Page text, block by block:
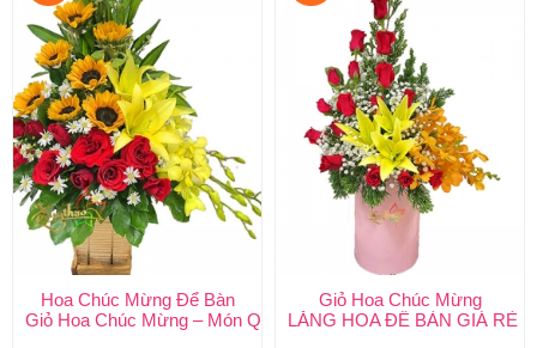
Hoa Chúc Mừng Để Bàn
Giỏ Hoa Chúc Mừng – Món Quà Ý Nghĩa Cho Mọi Dịp Từ Shop
Giỏ Hoa Chúc Mừng
LẴNG HOA ĐỂ BÀN GIÁ RẺ